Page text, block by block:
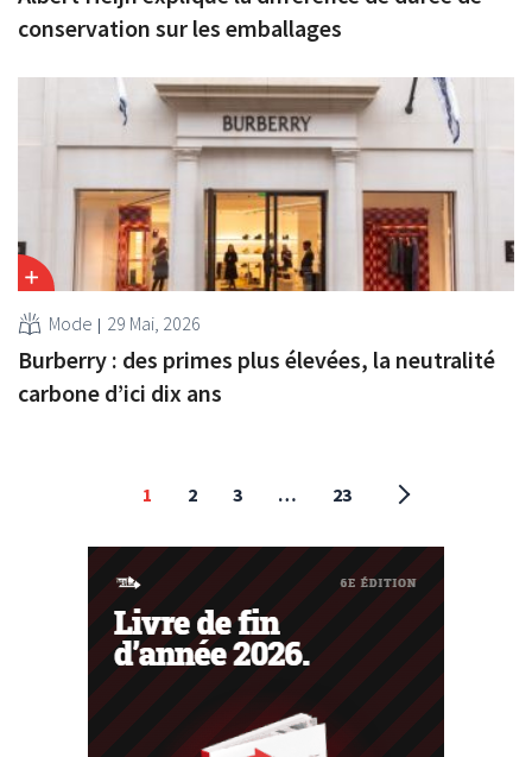
conservation sur les emballages
Mode 29 Mai, 2026
Burberry : des primes plus élevées, la neutralité
carbone d’ici dix ans
1 2 3 … 23